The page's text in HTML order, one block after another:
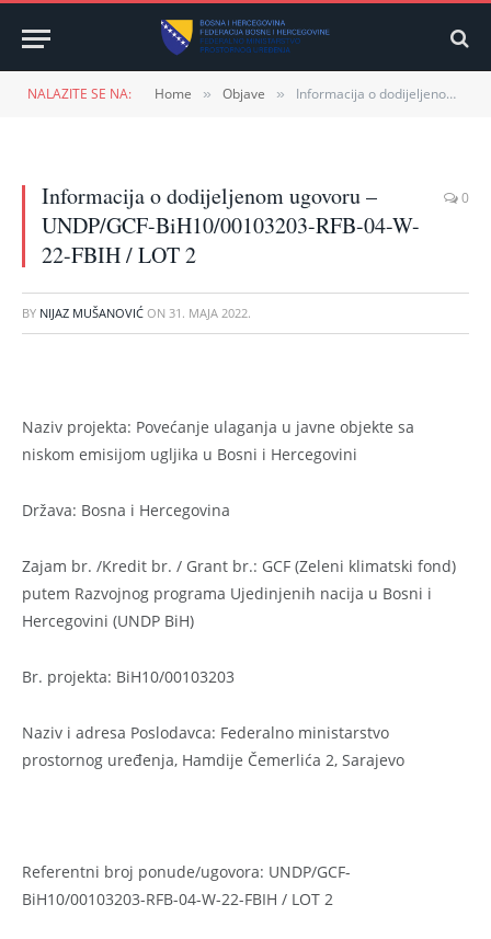
NALAZITE SE NA: Home » Objave » Informacija o dodijeljenom ugovoru – UNDP/GCF-BiH10/00103203-RFB-04-W-22-FBIH / LOT 2
Informacija o dodijeljenom ugovoru –
UNDP/GCF-BiH10/00103203-RFB-04-W-
22-FBIH / LOT 2
0
BY NIJAZ MUŠANOVIĆ ON 31. MAJA 2022.
Naziv projekta: Povećanje ulaganja u javne objekte sa
niskom emisijom ugljika u Bosni i Hercegovini
Država: Bosna i Hercegovina
Zajam br. /Kredit br. / Grant br.: GCF (Zeleni klimatski fond)
putem Razvojnog programa Ujedinjenih nacija u Bosni i
Hercegovini (UNDP BiH)
Br. projekta: BiH10/00103203
Naziv i adresa Poslodavca: Federalno ministarstvo
prostornog uređenja, Hamdije Čemerlića 2, Sarajevo
Referentni broj ponude/ugovora: UNDP/GCF-
BiH10/00103203-RFB-04-W-22-FBIH / LOT 2